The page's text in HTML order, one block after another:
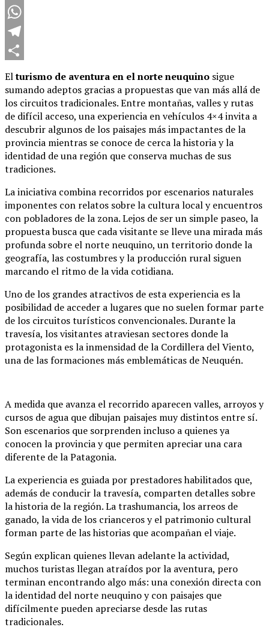
Twitter
WhatsApp
Telegram
Elturismo de aventura en el norte neuquino sigue
sumando adeptos gracias a propuestas que van más allá de
los circuitos tradicionales. Entre montañas, valles y rutas
de difícil acceso, una experiencia en vehículos 4×4 invita a
descubrir algunos de los paisajes más impactantes de la
provincia mientras se conoce de cerca la historia y la
identidad de una región que conserva muchas de sus
tradiciones.
La iniciativa combina recorridos por escenarios naturales
imponentes con relatos sobre la cultura local y encuentros
con pobladores de la zona. Lejos de ser un simple paseo, la
propuesta busca que cada visitante se lleve una mirada más
profunda sobre el norte neuquino, un territorio donde la
geografía, las costumbres y la producción rural siguen
marcando el ritmo de la vida cotidiana.
Uno de los grandes atractivos de esta experiencia es la
posibilidad de acceder a lugares que no suelen formar parte
de los circuitos turísticos convencionales. Durante la
travesía, los visitantes atraviesan sectores donde la
protagonista es la inmensidad de la Cordillera del Viento,
una de las formaciones más emblemáticas de Neuquén.
A medida que avanza el recorrido aparecen valles, arroyos y
cursos de agua que dibujan paisajes muy distintos entre sí.
Son escenarios que sorprenden incluso a quienes ya
conocen la provincia y que permiten apreciar una cara
diferente de la Patagonia.
La experiencia es guiada por prestadores habilitados que,
además de conducir la travesía, comparten detalles sobre
la historia de la región. La trashumancia, los arreos de
ganado, la vida de los crianceros y el patrimonio cultural
forman parte de las historias que acompañan el viaje.
Según explican quienes llevan adelante la actividad,
muchos turistas llegan atraídos por la aventura, pero
terminan encontrando algo más: una conexión directa con
la identidad del norte neuquino y con paisajes que
difícilmente pueden apreciarse desde las rutas
tradicionales.